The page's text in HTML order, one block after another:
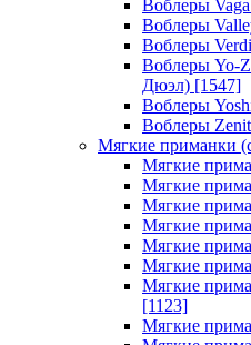
Воблеры
Воблеры
Воблеры
Воблеры Yo-
Дюэл) [1547]
Воблеры
Воблеры
Мягкие приманки
Мягкие
Мягкие
Мягкие
Мягкие
Мягкие
Мягкие
Мягкие
[1123]
Мягкие